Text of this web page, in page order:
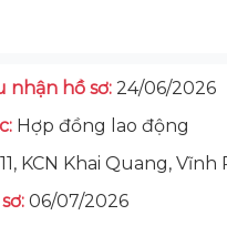
nhận hồ sơ: 24/06/2026
Hợp đồng lao động
KCN Khai Quang,
06/07/2026